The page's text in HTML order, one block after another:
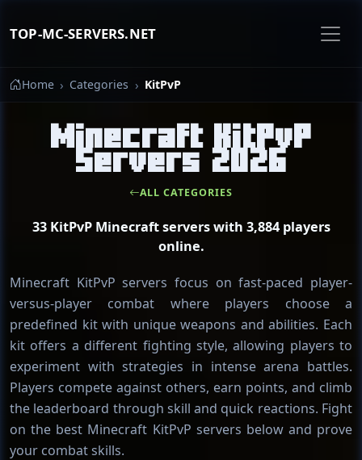
TOP-MC-SERVERS.NET
Home Categories KitPvP
Minecraft KitPvP
Servers 2026
ALL CATEGORIES
33 KitPvP Minecraft servers with 3,884 players
online.
Minecraft KitPvP servers focus on fast-paced player-
versus-player combat where players choose a
predefined kit with unique weapons and abilities. Each
kit offers a different fighting style, allowing players to
experiment with strategies in intense arena battles.
Players compete against others, earn points, and climb
the leaderboard through skill and quick reactions. Fight
on the best Minecraft KitPvP servers below and prove
your combat skills.